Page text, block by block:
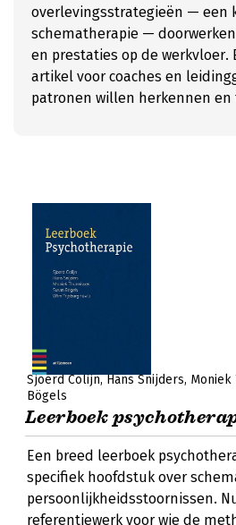
overlevingsstrategieën — een
schematherapie —
en prestaties op de werkvloer.
artikel voor coaches en
patronen willen herkennen
Sjoerd Colijn Hans Snijders Moniek
Bögels
Leerboek
Een breed leerboek
specifiek hoofdstuk over
persoonlijkheidsstoornissen.
referentiewerk voor wie de